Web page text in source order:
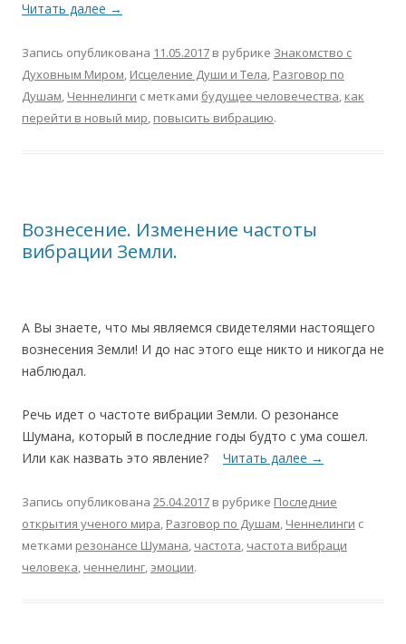
Читать далее →
Запись опубликована 11.05.2017 в рубрике Знакомство с
Духовным Миром, Исцеление Души и Тела, Разговор по
Душам, Ченнелинги с метками будущее человечества, как
перейти в новый мир, повысить вибрацию.
Вознесение. Изменение частоты
вибрации Земли.
А Вы знаете, что мы являемся свидетелями настоящего
вознесения Земли! И до нас этого еще никто и никогда не
наблюдал.
Речь идет о частоте вибрации Земли. О резонансе
Шумана, который в последние годы будто с ума сошел.
Или как назвать это явление? Читать далее →
Запись опубликована 25.04.2017 в рубрике Последние
открытия ученого мира, Разговор по Душам, Ченнелинги с
метками резонансе Шумана, частота, частота вибраци
человека, ченнелинг, эмоции.